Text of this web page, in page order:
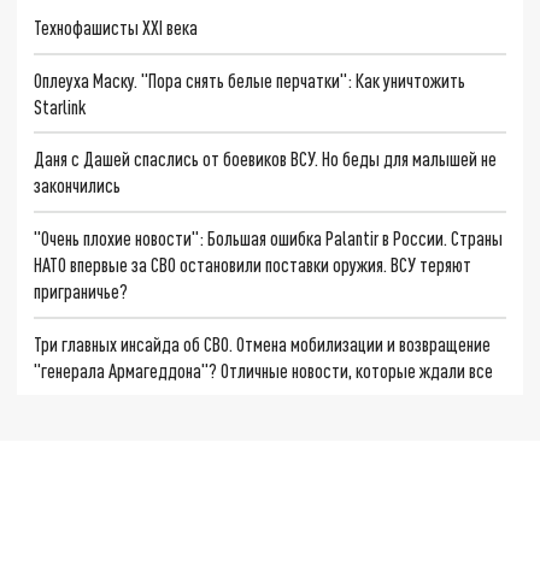
Технофашисты XXI века
Оплеуха Маску. "Пора снять белые перчатки": Как уничтожить
Starlink
Даня с Дашей спаслись от боевиков ВСУ. Но беды для малышей не
закончились
"Очень плохие новости": Большая ошибка Palantir в России. Страны
НАТО впервые за СВО остановили поставки оружия. ВСУ теряют
приграничье?
Три главных инсайда об СВО. Отмена мобилизации и возвращение
"генерала Армагеддона"? Отличные новости, которые ждали все